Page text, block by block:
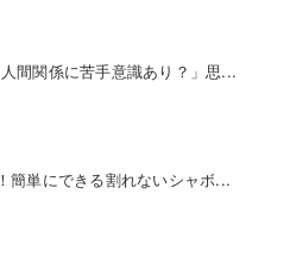
人間関係に苦手意識あり？」思...
簡単にできる割れないシャボ...